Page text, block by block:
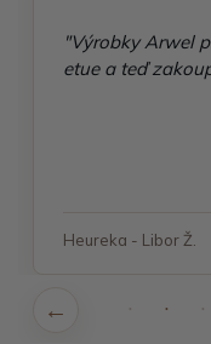
"Výrobky Arwel
etue a teď
Heureka - Libor Ž.